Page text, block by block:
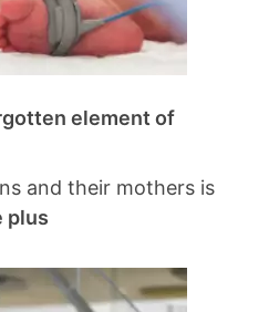
element of
and their mothers is
plus